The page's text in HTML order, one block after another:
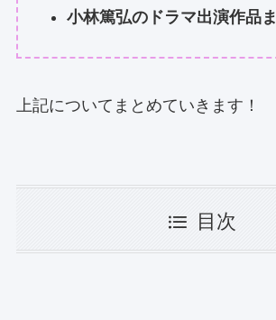
小林篤弘のドラマ出演作品
上記についてまとめていきます！
目次